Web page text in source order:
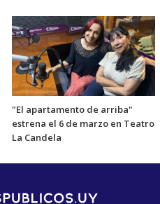
"El apartamento de arriba"
estrena el 6 de marzo en Teatro
La Candela